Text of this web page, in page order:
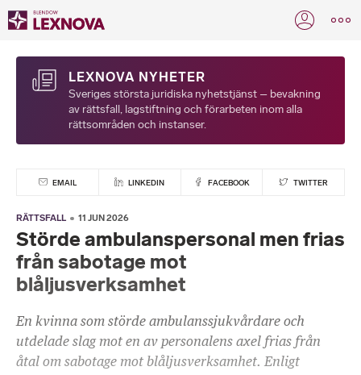
LEXNOVA NYHETER
Sveriges största juridiska nyhetstjänst – bevakning
av rättsfall, lagstiftning och förarbeten inom alla
rättsområden och instanser.
EMAIL LINKEDIN FACEBOOK TWITTER
RÄTTSFALL 11 JUN 2026
Störde ambulanspersonal men frias
från sabotage mot
blåljusverksamhet
En kvinna som störde ambulanssjukvårdare och
utdelade slag mot en av personalens axel frias från
åtal om sabotage mot blåljusverksamhet. Enligt